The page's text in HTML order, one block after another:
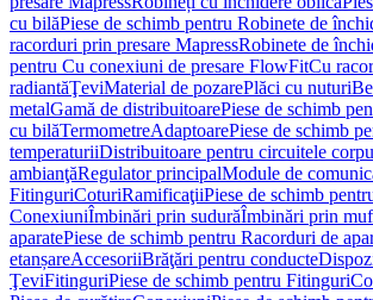
cu bilăPiese de schimb pentru Robinete de
racorduri prin presare MapressRobinete de
pentru Cu conexiuni de presare FlowFitCu
radiantăŢeviMaterial de pozarePlăci cu nuturi
metalGamă de distribuitoarePiese de schimb
cu bilăTermometreAdaptoarePiese de schimb
temperaturiiDistribuitoare pentru circuitele
ambianţăRegulator principalModule de
FitinguriCoturiRamificaţiiPiese de schimb
ConexiuniÎmbinări prin sudurăÎmbinări prin
aparatePiese de schimb pentru Racorduri de
etanșareAccesoriiBrăţări pentru conducte
ŢeviFitinguriPiese de schimb pentru Fitinguri